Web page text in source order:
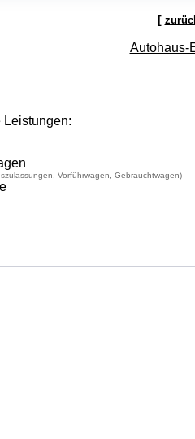
[
Autohaus-
Leistungen:
Vorführwagen, Gebrauchtwagen)